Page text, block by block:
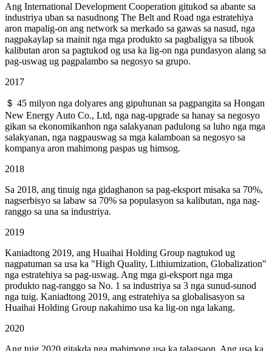
Ang International Development Cooperation gitukod sa abante sa
industriya uban sa nasudnong The Belt and Road nga estratehiya
aron mapalig-on ang network sa merkado sa gawas sa nasud, nga
nagpakaylap sa mainit nga mga produkto sa pagbaligya sa tibuok
kalibutan aron sa pagtukod og usa ka lig-on nga pundasyon alang sa
pag-uswag ug pagpalambo sa negosyo sa grupo.
2017
＄ 45 milyon nga dolyares ang gipuhunan sa pagpangita sa Hongan
New Energy Auto Co., Ltd, nga nag-upgrade sa hanay sa negosyo
gikan sa ekonomikanhon nga salakyanan padulong sa luho nga mga
salakyanan, nga nagpauswag sa mga kalamboan sa negosyo sa
kompanya aron mahimong paspas ug himsog.
2018
Sa 2018, ang tinuig nga gidaghanon sa pag-eksport misaka sa 70%,
nagserbisyo sa labaw sa 70% sa populasyon sa kalibutan, nga nag-
ranggo sa una sa industriya.
2019
Kaniadtong 2019, ang Huaihai Holding Group nagtukod ug
nagpatuman sa usa ka "High Quality, Lithiumization, Globalization"
nga estratehiya sa pag-uswag. Ang mga gi-eksport nga mga
produkto nag-ranggo sa No. 1 sa industriya sa 3 nga sunud-sunod
nga tuig. Kaniadtong 2019, ang estratehiya sa globalisasyon sa
Huaihai Holding Group nakahimo usa ka lig-on nga lakang.
2020
Ang tuig 2020 gitakda nga mahimong usa ka talagsaon. Ang usa ka